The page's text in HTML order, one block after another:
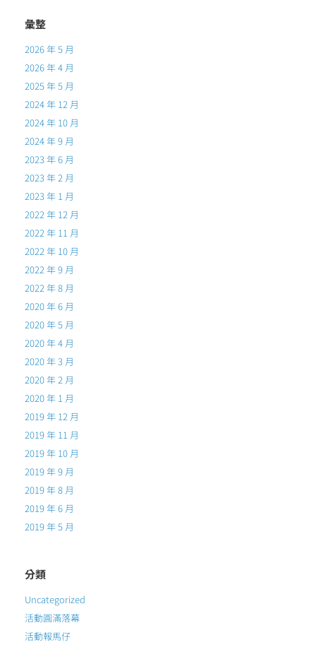
彙整
2026 年 5 月
2026 年 4 月
2025 年 5 月
2024 年 12 月
2024 年 10 月
2024 年 9 月
2023 年 6 月
2023 年 2 月
2023 年 1 月
2022 年 12 月
2022 年 11 月
2022 年 10 月
2022 年 9 月
2022 年 8 月
2020 年 6 月
2020 年 5 月
2020 年 4 月
2020 年 3 月
2020 年 2 月
2020 年 1 月
2019 年 12 月
2019 年 11 月
2019 年 10 月
2019 年 9 月
2019 年 8 月
2019 年 6 月
2019 年 5 月
分類
Uncategorized
活動圓滿落幕
活動報馬仔